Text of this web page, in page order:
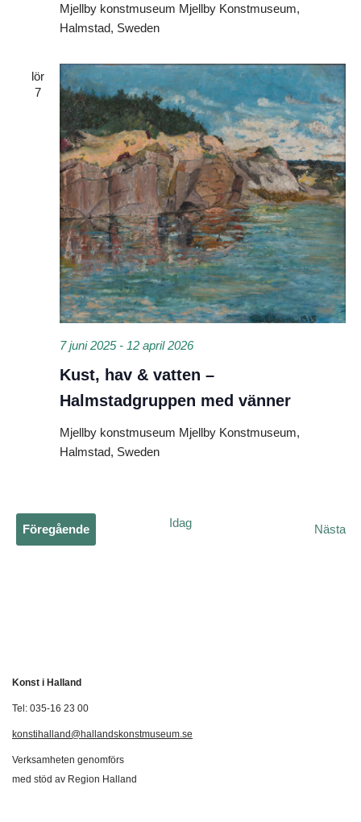
Mjellby konstmuseum Mjellby Konstmuseum,
Halmstad, Sweden
lör
7
Kust, hav & vatten –
Halmstadgruppen med vänner
7 juni 2025- 12 april 2026
Mjellby konstmuseum Mjellby Konstmuseum,
Halmstad, Sweden
Föregående
Evenemang
Idag Nästa
Konst i Halland
Tel: 035-16 23 00
konstihalland@hallandskonstmuseum.se
Verksamheten genomförs
med stöd av Region Halland